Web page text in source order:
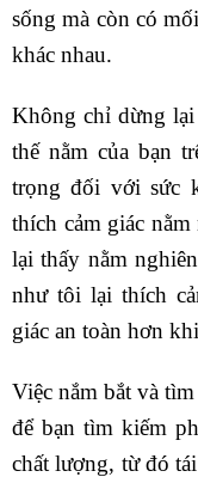
sống mà còn có
khác nhau.
Không chỉ dừng
thế nằm của bạn
trọng đối với sức
thích cảm giác
lại thấy nằm
như tôi lại thích
giác an toàn hơn
Việc nắm bắt và
để bạn tìm kiếm
chất lượng, từ đó